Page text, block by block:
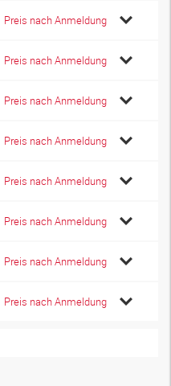
Preis nach Anmeldung
Preis nach Anmeldung
Preis nach Anmeldung
Preis nach Anmeldung
Preis nach Anmeldung
Preis nach Anmeldung
Preis nach Anmeldung
Preis nach Anmeldung